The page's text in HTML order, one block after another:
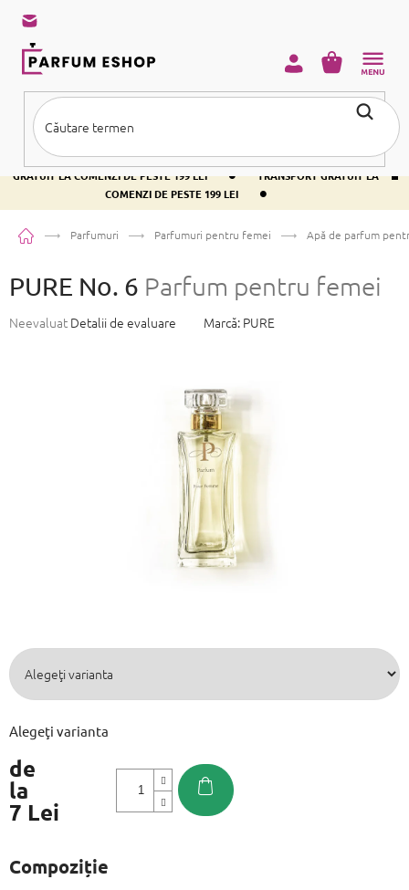
conținut
TRANSPORT GRATUIT LA COMENZI DE PESTE 199 LEI •
TRANSPORT
GRATUIT LA COMENZI DE PESTE 199 LEI
•
TRANSPORT GRATUIT LA
COMENZI DE PESTE 199 LEI
•
COŞ
Acasă Parfumuri Parfumuri pentru femei Apă de parfum
PURE No. 6 Parfum pentru femei
Evaluarea
Neevaluat Detalii de evaluare Marcă: PURE
de
la
7 Lei
Alegeţi varianta
Compoziție